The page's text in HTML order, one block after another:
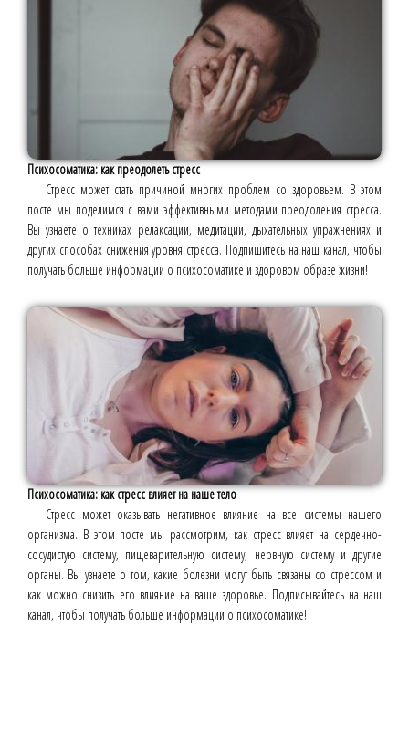
Психосоматика: как преодолеть стресс
Стресс может стать причиной многих проблем со здоровьем. В этом
посте мы поделимся с вами эффективными методами преодоления стресса.
Вы узнаете о техниках релаксации, медитации, дыхательных упражнениях и
других способах снижения уровня стресса. Подпишитесь на наш канал, чтобы
получать больше информации о психосоматике и здоровом образе жизни!
Психосоматика: как стресс влияет на наше тело
Стресс может оказывать негативное влияние на все системы нашего
организма. В этом посте мы рассмотрим, как стресс влияет на сердечно-
сосудистую систему, пищеварительную систему, нервную систему и другие
органы. Вы узнаете о том, какие болезни могут быть связаны со стрессом и
как можно снизить его влияние на ваше здоровье. Подписывайтесь на наш
канал, чтобы получать больше информации о психосоматике!